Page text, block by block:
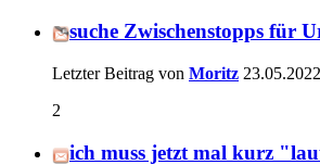
suche Zwischenstopps für
Letzter Beitrag von Moritz 23.05.2022
2
ich muss jetzt mal kurz